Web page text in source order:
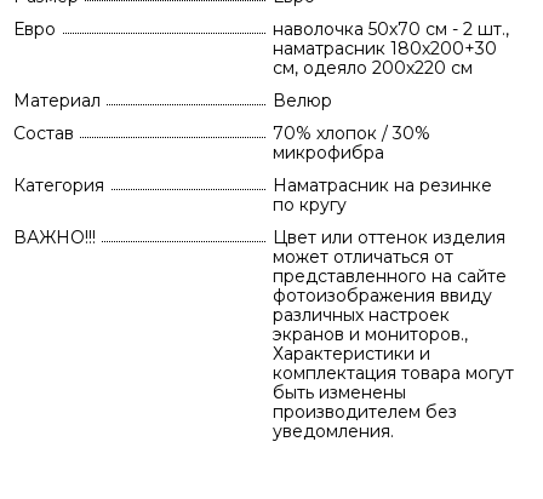
Евро
наволочка 50х70 см - 2 шт.,
наматрасник 180х200+30
см, одеяло 200х220 см
Материал
Велюр
Состав
70% хлопок / 30%
микрофибра
Категория
Наматрасник на резинке
по кругу
ВАЖНО!!!
Цвет или оттенок изделия
может отличаться от
представленного на сайте
фотоизображения ввиду
различных настроек
экранов и мониторов.,
Характеристики и
комплектация товара могут
быть изменены
производителем без
уведомления.